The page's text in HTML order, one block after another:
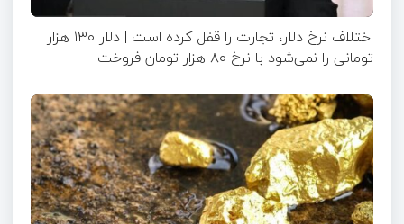
اختلاف نرخ دلار، تجارت را قفل کرده است | دلار ۱۳۰ هزار
تومانی را نمی‌شود با نرخ ۸۰ هزار تومان فروخت